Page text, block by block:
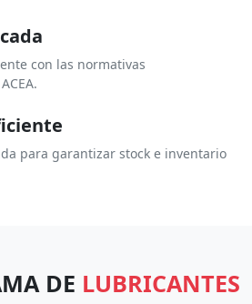
con las normativas
para garantizar stock e inventario
DE LUBRICANTES